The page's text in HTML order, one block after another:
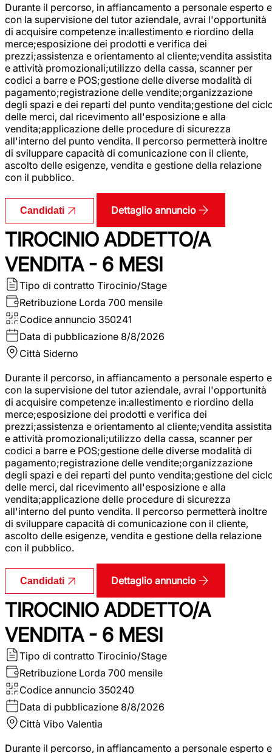
Durante il percorso, in affiancamento a personale esperto e
con la supervisione del tutor aziendale, avrai l'opportunità
di acquisire competenze in:allestimento e riordino della
merce;esposizione dei prodotti e verifica dei
prezzi;assistenza e orientamento al cliente;vendita assistita
e attività promozionali;utilizzo della cassa, scanner per
codici a barre e POS;gestione delle diverse modalità di
pagamento;registrazione delle vendite;organizzazione
degli spazi e dei reparti del punto vendita;gestione del
delle merci, dal ricevimento all'esposizione e alla
vendita;applicazione delle procedure di sicurezza
all'interno del punto vendita. Il percorso permetterà inoltre
di sviluppare capacità di comunicazione con il cliente,
ascolto delle esigenze, vendita e gestione della relazione
con il pubblico.
Candidati Dettaglio annuncio
TIROCINIO ADDETTO/A
VENDITA - 6 MESI
Tipo di contratto Tirocinio/Stage
Retribuzione Lorda 700 mensile
Codice annuncio 350241
Data di pubblicazione 8/8/2026
Città Siderno
Durante il percorso, in affiancamento a personale esperto e
con la supervisione del tutor aziendale, avrai l'opportunità
di acquisire competenze in:allestimento e riordino della
merce;esposizione dei prodotti e verifica dei
prezzi;assistenza e orientamento al cliente;vendita assistita
e attività promozionali;utilizzo della cassa, scanner per
codici a barre e POS;gestione delle diverse modalità di
pagamento;registrazione delle vendite;organizzazione
degli spazi e dei reparti del punto vendita;gestione del
delle merci, dal ricevimento all'esposizione e alla
vendita;applicazione delle procedure di sicurezza
all'interno del punto vendita. Il percorso permetterà inoltre
di sviluppare capacità di comunicazione con il cliente,
ascolto delle esigenze, vendita e gestione della relazione
con il pubblico.
Candidati Dettaglio annuncio
TIROCINIO ADDETTO/A
VENDITA - 6 MESI
Tipo di contratto Tirocinio/Stage
Retribuzione Lorda 700 mensile
Codice annuncio 350240
Data di pubblicazione 8/8/2026
Città Vibo Valentia
Durante il percorso, in affiancamento a personale esperto e